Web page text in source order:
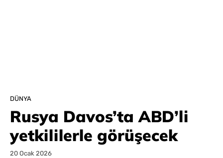
DÜNYA
Rusya Davos’ta ABD’li
yetkililerle görüşecek
20 Ocak 2026